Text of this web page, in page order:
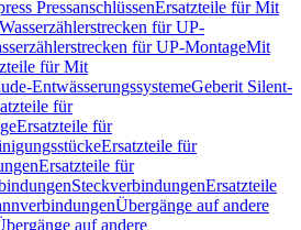
PressanschlüssenErsatzteile für Mit
Wasserzählerstrecken für UP-
für UP-MontageMit
für Mit
EntwässerungssystemeGeberit Silent-
für
Ersatzteile für
Ersatzteile für
Ersatzteile für
SteckverbindungenErsatzteile
Übergänge auf andere
auf andere